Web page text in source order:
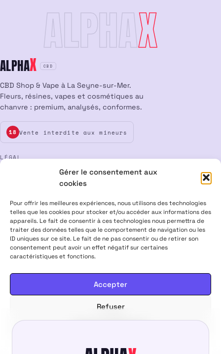
Gérer le consentement aux
cookies
Pour offrir les meilleures expériences, nous utilisons des technologies
telles que les cookies pour stocker et/ou accéder aux informations des
appareils. Le fait de consentir à ces technologies nous permettra de
traiter des données telles que le comportement de navigation ou les
ID uniques sur ce site. Le fait de ne pas consentir ou de retirer son
consentement peut avoir un effet négatif sur certaines
caractéristiques et fonctions.
Accepter
Refuser
Politique de cookies Politique de confidentialité
ALPHAX
ALPHAX CBD
CBD Shop & Vape à La Seyne-sur-Mer.
Fleurs, résines, vapes et cosmétiques au
chanvre : premium, analysés, conformes.
18 Vente interdite aux mineurs
LÉGAL
CGV Confidentialité
Cookies
ALPHA X CBD Shop © 2026 · Tous droits réservés
Visa
Mastercard CB
PRODUITS CONTENANT MOINS DE 0,3 % DE THC, CONFORMES À LA
INTERDITS AUX FEMMES ENCEINTES & ALLAITANTES · NE PAS
CONDUIRE APRÈS USAGE · VENTE INTERDITE AUX MINEURS